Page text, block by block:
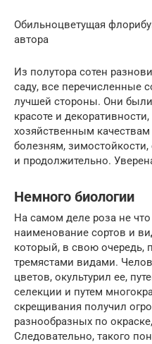
Обильноцветущая
автора
Из полутора сотен
саду, все перечисленные
лучшей стороны. Они
красоте и
хозяйственным
болезням,
и продолжительно.
Немного биологии
На самом деле роза не
наименование сортов и
который, в свою очередь,
тремястами видами.
цветов, окультурил ее,
селекции и путем
скрещивания получил
разнообразных по
Следовательно, такого